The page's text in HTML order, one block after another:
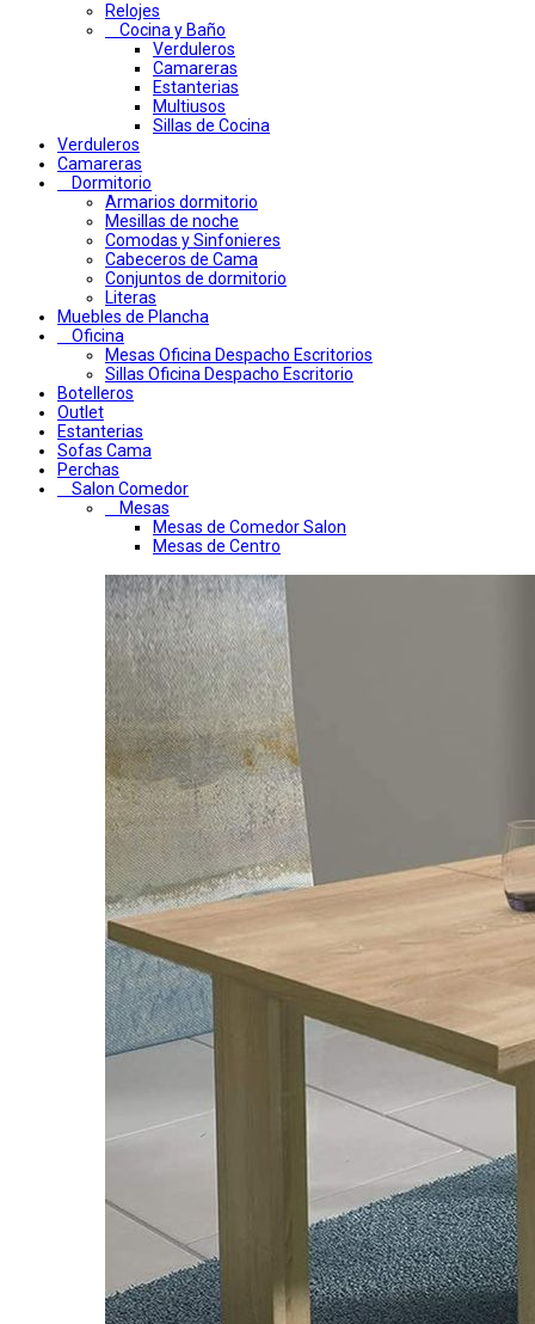
Relojes
Cocina y Baño
Verduleros
Camareras
Estanterias
Multiusos
Sillas de Cocina
Verduleros
Camareras
Dormitorio
Armarios dormitorio
Mesillas de noche
Comodas y Sinfonieres
Cabeceros de Cama
Conjuntos de dormitorio
Literas
Muebles de Plancha
Oficina
Mesas Oficina Despacho Escritorios
Sillas Oficina Despacho Escritorio
Botelleros
Outlet
Estanterias
Sofas Cama
Perchas
Salon Comedor
Mesas
Mesas de Comedor Salon
Mesas de Centro